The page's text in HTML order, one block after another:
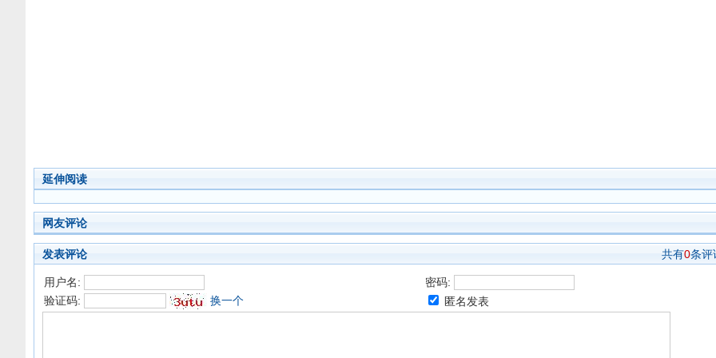
延伸阅读
网友评论
发表评论 共有0条评
用户名:
密码:
验证码:
换一个 匿名发表